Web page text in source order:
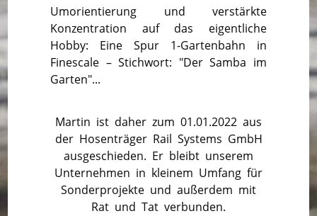
Umorientierung und verstärkte
Konzentration auf das eigentliche
Hobby: Eine Spur 1-Gartenbahn in
Finescale – Stichwort: "Der Samba im
Garten"...
Martin ist daher zum 01.01.2022 aus
der Hosenträger Rail Systems GmbH
ausgeschieden. Er bleibt unserem
Unternehmen in kleinem Umfang für
Sonderprojekte und außerdem mit
Rat und Tat verbunden.